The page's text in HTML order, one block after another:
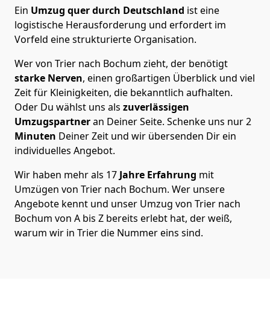
Ein Umzug quer durch Deutschland ist eine
logistische Herausforderung und erfordert im
Vorfeld eine strukturierte Organisation.
Wer von Trier nach Bochum zieht, der benötigt
starke Nerven, einen großartigen Überblick und viel
Zeit für Kleinigkeiten, die bekanntlich aufhalten.
Oder Du wählst uns als zuverlässigen
Umzugspartneran Deiner Seite. Schenke uns nur2
Minuten Deiner Zeit und wir übersenden Dir ein
individuelles Angebot.
Wir haben mehr als 17 Jahre Erfahrung mit
Umzügen von Trier nach Bochum. Wer unsere
Angebote kennt und unser Umzug von Trier nach
Bochum von A bis Z bereits erlebt hat, der weiß,
warum wir in Trier die Nummer eins sind.